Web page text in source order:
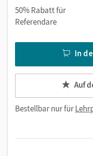
veränderbar)
50% Rabatt für
Referendare
In
Auf
Bestellbar nur für